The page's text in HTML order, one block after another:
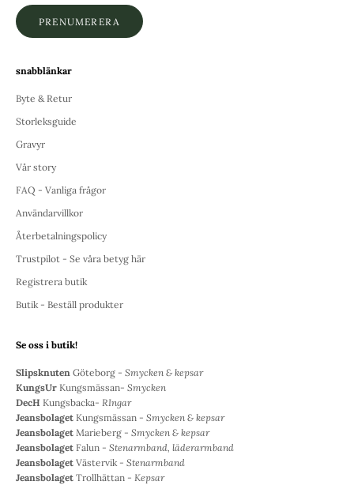
PRENUMERERA
snabblänkar
Byte & Retur
Storleksguide
Gravyr
Vår story
FAQ - Vanliga frågor
Användarvillkor
Återbetalningspolicy
Trustpilot - Se våra betyg här
Registrera butik
Butik - Beställ produkter
Se oss i butik!
Slipsknuten Göteborg - Smycken & kepsar
KungsUr Kungsmässan- Smycken
DecH Kungsbacka- RIngar
Jeansbolaget Kungsmässan - Smycken & kepsar
Jeansbolaget Marieberg - Smycken & kepsar
Jeansbolaget Falun - Stenarmband, läderarmband
Jeansbolaget Västervik - Stenarmband
Jeansbolaget Trollhättan - Kepsar